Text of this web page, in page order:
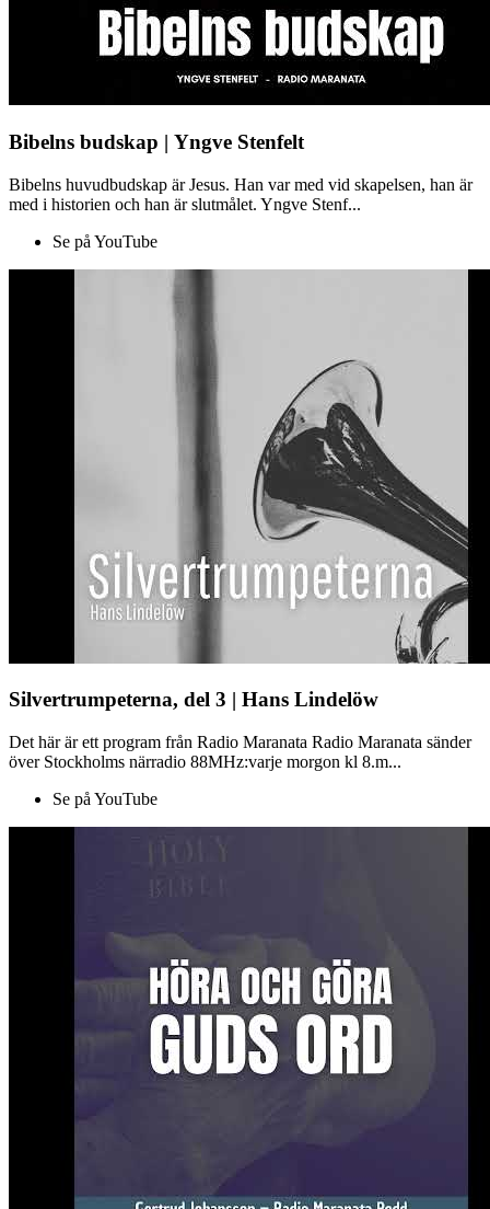
Bibelns budskap | Yngve Stenfelt
Bibelns huvudbudskap är Jesus. Han var med vid skapelsen, han är
med i historien och han är slutmålet. Yngve Stenf...
Se på YouTube
Silvertrumpeterna, del 3 | Hans Lindelöw
Det här är ett program från Radio Maranata Radio Maranata sänder
över Stockholms närradio 88MHz:varje morgon kl 8.m...
Se på YouTube